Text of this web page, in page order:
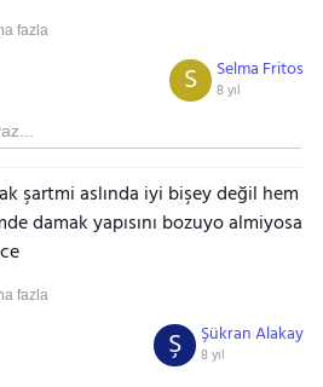
fazla
Selma Fritos
8 yıl
S
şartmi aslında iyi bişey değil hem
damak yapısını bozuyo almiyosa
fazla
Şükran Alakay
8 yıl
Ş